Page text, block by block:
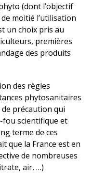
(dont l’objectif
moitié l’utilisation
un choix pris au
premières
des produits
des règles
phytosanitaires
de précaution qui
fou scientifique et
terme de ces
que la France est en
de nombreuses
air, …)